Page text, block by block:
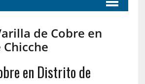
de Cobre en
en Distrito de